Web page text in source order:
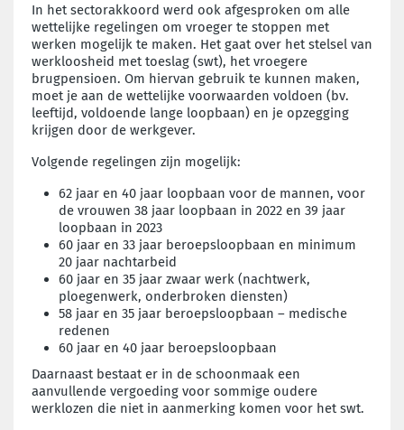
In het sectorakkoord werd ook afgesproken om alle
wettelijke regelingen om vroeger te stoppen met
werken mogelijk te maken. Het gaat over het stelsel van
werkloosheid met toeslag (swt), het vroegere
brugpensioen. Om hiervan gebruik te kunnen maken,
moet je aan de wettelijke voorwaarden voldoen (bv.
leeftijd, voldoende lange loopbaan) en je opzegging
krijgen door de werkgever.
Volgende regelingen zijn mogelijk:
62 jaar en 40 jaar loopbaan voor de mannen, voor
de vrouwen 38 jaar loopbaan in 2022 en 39 jaar
loopbaan in 2023
60 jaar en 33 jaar beroepsloopbaan en minimum
20 jaar nachtarbeid
60 jaar en 35 jaar zwaar werk (nachtwerk,
ploegenwerk, onderbroken diensten)
58 jaar en 35 jaar beroepsloopbaan – medische
redenen
60 jaar en 40 jaar beroepsloopbaan
Daarnaast bestaat er in de schoonmaak een
aanvullende vergoeding voor sommige oudere
werklozen die niet in aanmerking komen voor het swt.